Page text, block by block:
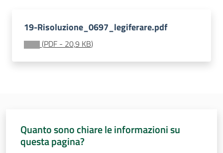
Per i media
19-Risoluzione_0697_legiferare.pdf
(PDF - 20,9 KB)
Quanto sono chiare le informazioni su
questa pagina?